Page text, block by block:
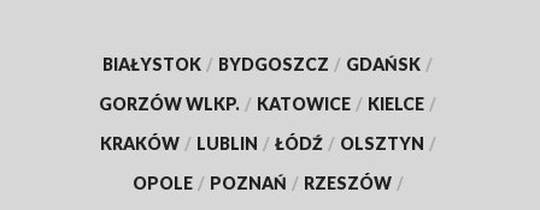
BIAŁYSTOK / BYDGOSZCZ / GDAŃSK /
GORZÓW WLKP. / KATOWICE / KIELCE /
KRAKÓW / LUBLIN / ŁÓDŹ / OLSZTYN /
OPOLE / POZNAŃ / RZESZÓW /